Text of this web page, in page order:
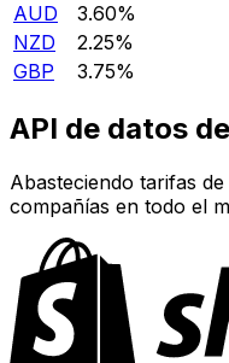
AUD
3.60%
NZD
2.25%
GBP
3.75%
API de datos
Abasteciendo tarifas
compañías en todo el